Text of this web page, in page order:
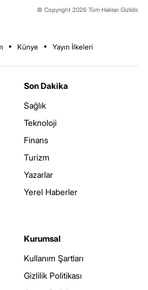
© Copyright 2026 Tüm Hakları Gizlidir.
Künye Yayın İlkeleri
Son Dakika
Sağlık
Teknoloji
Finans
Turizm
Yazarlar
Yerel Haberler
Kurumsal
Kullanım Şartları
Gizlilik Politikası